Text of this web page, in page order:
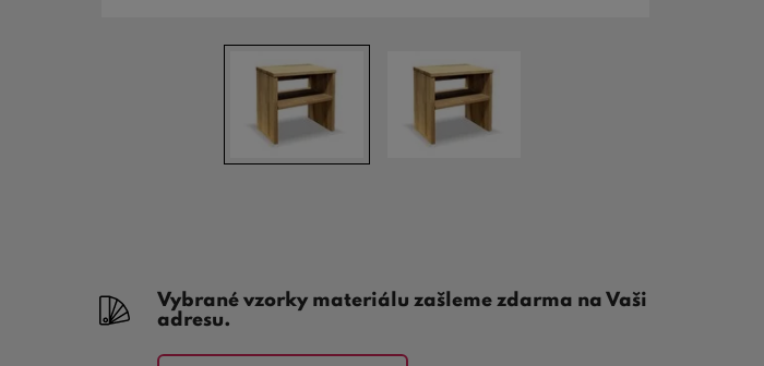
Vybrané vzorky materiálu zašleme zdarma na Vaši
adresu.